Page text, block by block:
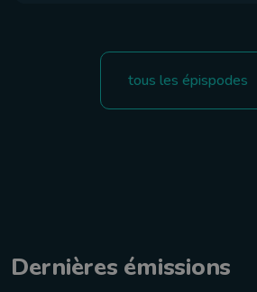
tous les épispodes
Dernières émissions